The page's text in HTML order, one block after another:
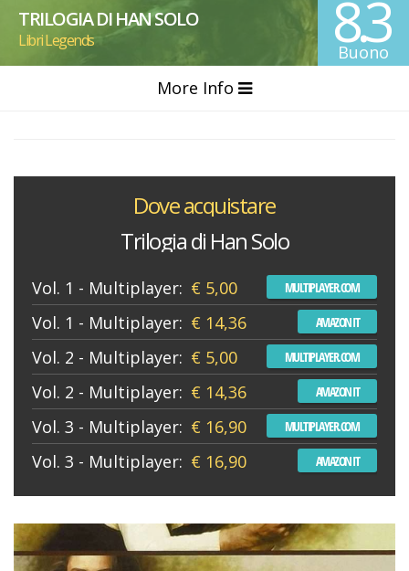
TRILOGIA DI HAN SOLO
Libri Legends 8.3
Buono
More Info
Dove acquistare
Trilogia di Han Solo
Vol. 1 - Multiplayer: € 5,00 MULTIPLAYER.COM
Vol. 1 - Multiplayer: € 14,36 AMAZON IT
Vol. 2 - Multiplayer: € 5,00 MULTIPLAYER.COM
Vol. 2 - Multiplayer: € 14,36 AMAZON IT
Vol. 3 - Multiplayer: € 16,90 MULTIPLAYER.COM
Vol. 3 - Multiplayer: € 16,90 AMAZON IT